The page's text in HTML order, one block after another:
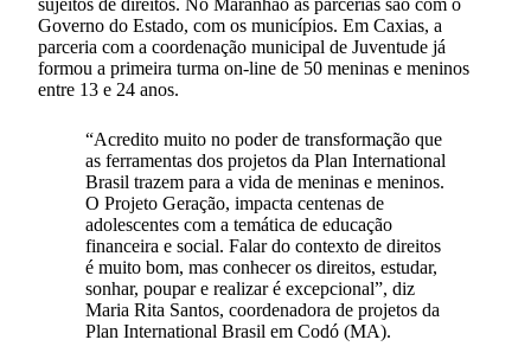
Governo do Estado, com os municípios. Em Caxias, a
parceria com a coordenação municipal de Juventude já
formou a primeira turma on-line de 50 meninas e meninos
entre 13 e 24 anos.
“Acredito muito no poder de transformação que
as ferramentas dos projetos da Plan International
Brasil trazem para a vida de meninas e meninos.
O Projeto Geração, impacta centenas de
adolescentes com a temática de educação
financeira e social. Falar do contexto de direitos
é muito bom, mas conhecer os direitos, estudar,
sonhar, poupar e realizar é excepcional”, diz
Maria Rita Santos, coordenadora de projetos da
Plan International Brasil em Codó (MA).